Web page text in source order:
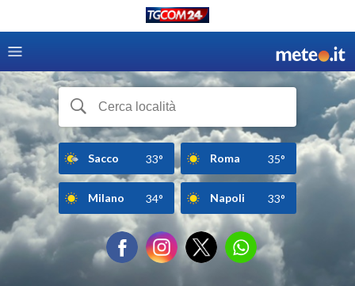
Sacco 33° Roma 35°
Milano 34° Napoli 33°